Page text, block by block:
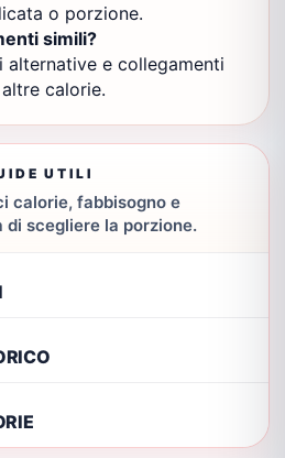
o porzione.
simili?
e collegamenti
calorie.
UTILI
calorie, fabbisogno e
scegliere la porzione.